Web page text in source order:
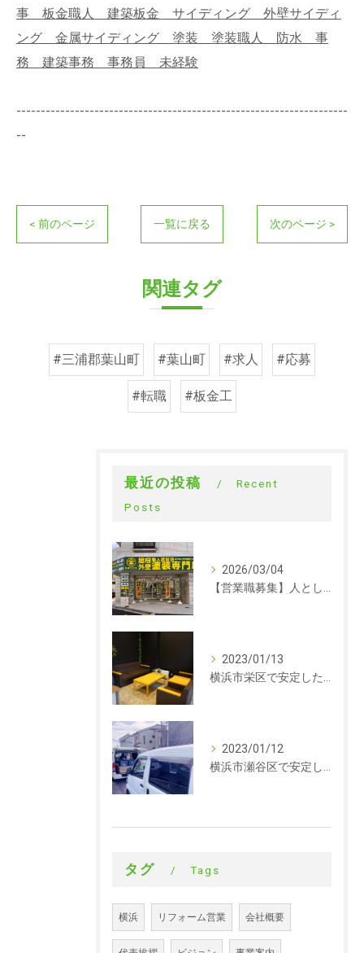
事 板金職人 建築板金 サイディング 外壁サイディ
ング 金属サイディング 塗装 塗装職人 防水 事
務 建築事務 事務員 未経験
--------------------------------------------------------------------
--
< 前のページ 一覧に戻る 次のページ >
関連タグ
#三浦郡葉山町 #葉山町 #求人 #応募
#転職 #板金工
最近の投稿
Recent
Posts
2026/03/04
2023/01/13
2023/01/12
タグ Tags
横浜 リフォーム営業 会社概要